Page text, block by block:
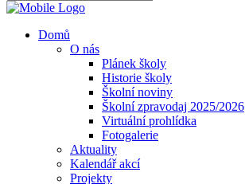
Domů
O nás
Plánek školy
Historie školy
Školní noviny
Školní zpravodaj 2025/2026
Virtuální prohlídka
Fotogalerie
Aktuality
Kalendář akcí
Projekty